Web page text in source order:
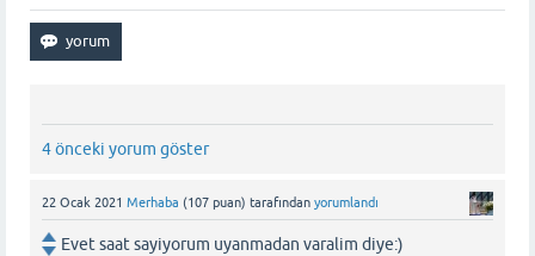
4 önceki yorum göster
22 Ocak 2021 Merhaba (107 puan) tarafından yorumlandı
Evet saat sayiyorum uyanmadan varalim diye:)